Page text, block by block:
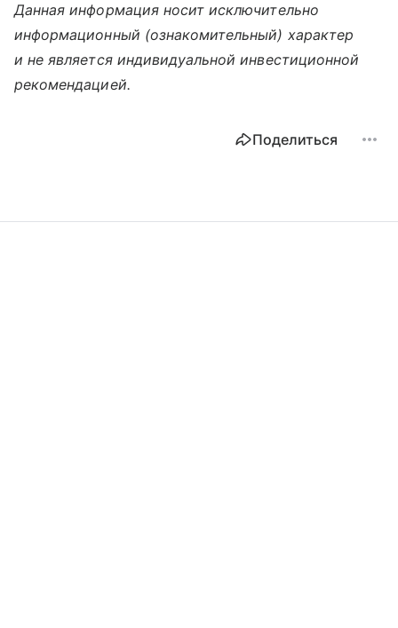
Данная информация носит исключительно
информационный (ознакомительный) характер
и не является индивидуальной инвестиционной
рекомендацией.
Поделиться